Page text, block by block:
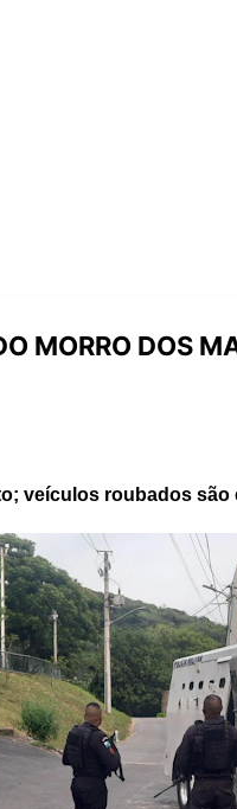
MORRO DOS
veículos roubados